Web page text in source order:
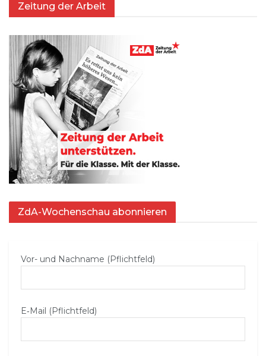
Zeitung der Arbeit
ZdA-Wochenschau abonnieren
Vor- und Nachname (Pflichtfeld)
E‑Mail (Pflichtfeld)